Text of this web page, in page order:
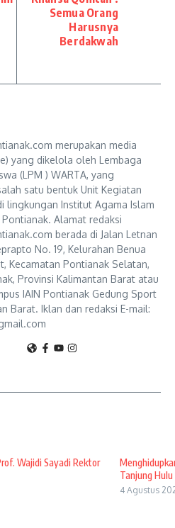
Semua Orang
Harusnya
Berdakwah
merupakan media
yang dikelola oleh Lembaga
(LPM ) WARTA, yang
satu bentuk Unit Kegiatan
lingkungan Institut Agama Islam
Pontianak. Alamat redaksi
berada di Jalan Letnan
No. 19, Kelurahan Benua
Kecamatan Pontianak Selatan,
Provinsi Kalimantan Barat atau
IAIN Pontianak Gedung Sport
Barat. Iklan dan redaksi E-mail:
Wajidi Sayadi Rektor
Tanjung Hulu
4 Agustus